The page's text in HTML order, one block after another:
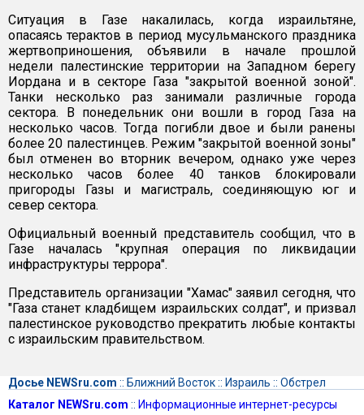
Ситуация в Газе накалилась, когда израильтяне,
опасаясь терактов в период мусульманского праздника
жертвоприношения, объявили в начале прошлой
недели палестинские территории на Западном берегу
Иордана и в секторе Газа "закрытой военной зоной".
Танки несколько раз занимали различные города
сектора. В понедельник они вошли в город Газа на
несколько часов. Тогда погибли двое и были ранены
более 20 палестинцев. Режим "закрытой военной зоны"
был отменен во вторник вечером, однако уже через
несколько часов более 40 танков блокировали
пригороды Газы и магистраль, соединяющую юг и
север сектора.
Официальный военный представитель сообщил, что в
Газе началась "крупная операция по ликвидации
инфраструктуры террора".
Представитель организации "Хамас" заявил сегодня, что
"Газа станет кладбищем израильских солдат", и призвал
палестинское руководство прекратить любые контакты
с израильским правительством.
Досье NEWSru.com :: Ближний Восток:: Израиль :: Обстрел
Каталог NEWSru.com :: Информационные интернет-ресурсы